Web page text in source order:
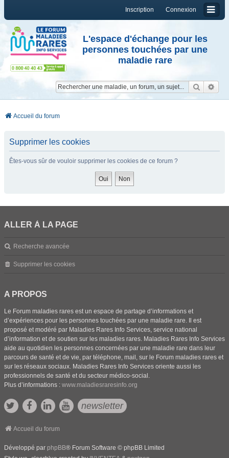
Connexion
Inscription
L'espace d'échange pour les
personnes touchées par une
maladie rare
Accueil du forum
Supprimer les cookies
Êtes-vous sûr de vouloir supprimer les cookies de ce forum ?
ALLER À LA PAGE
Recherche avancée
Supprimer les cookies
A PROPOS
Le Forum maladies rares est un espace de partage d’informations et
d’expériences pour les personnes touchées par une maladie rare. Il est
proposé et modéré par Maladies Rares Info Services, service national
d’information et de soutien sur les maladies rares. Maladies Rares Info Services
aide au quotidien les personnes concernées par une maladie rare dans leur
parcours de santé et de vie, par téléphone, mail, sur le Forum maladies rares et
sur les réseaux sociaux. Maladies Rares Info Services oriente aussi les
professionnels de santé et du secteur médico-social.
Plus d’informations : www.maladiesraresinfo.org
newsletter
Accueil du forum
Développé par phpBB® Forum Software © phpBB Limited